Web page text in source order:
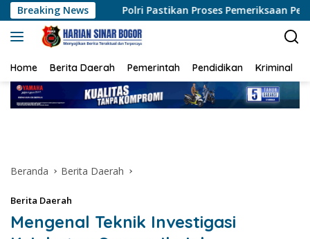
Langsung
ke
konten
Breaking News
Proses Pemeriksaan Personel di Aceh Dilaksanakan
Home Berita Daerah Pemerintah Pendidikan Kriminal
Beranda Berita Daerah
Berita Daerah
Mengenal Teknik Investigasi